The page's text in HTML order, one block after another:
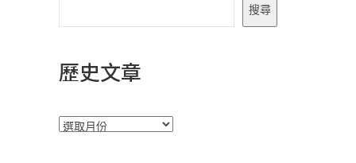
搜尋
歷史文章
彙